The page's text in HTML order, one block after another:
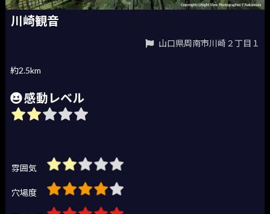
川崎観音
山口県周南市川崎２丁目１
約2.5km
感動レベル
雰囲気
穴場度